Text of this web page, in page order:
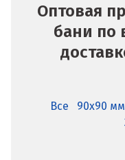
Оптовая
бани по
Все 90x90 мм